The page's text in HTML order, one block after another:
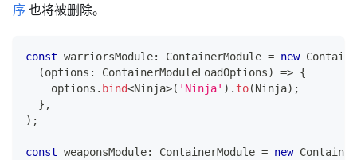
序也将被删除。
const warriorsModule: ContainerModule = new
(options : ContainerModuleLoadOptions) => {
    options
. bind<Ninja>( 'Ninja' ) . to(Ninja) ;
} ,
) ;
const weaponsModule: ContainerModule = new